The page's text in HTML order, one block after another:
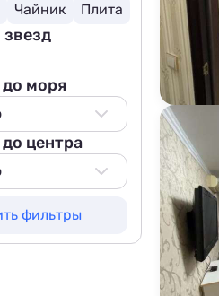
Чайник Плита
звезд
моря
центра
фильтры